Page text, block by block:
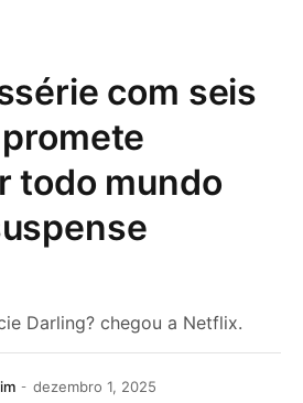
com seis
todo mundo
Darling? chegou a Netflix.
dezembro 1, 2025